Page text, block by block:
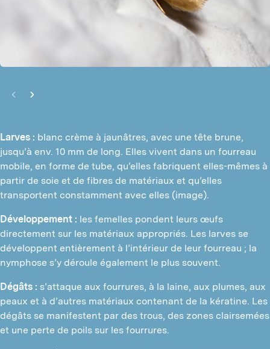
Larves : blanc crème à jaunâtres, avec une tête brune,
jusqu’à env. 10 mm de long. Elles vivent dans un fourreau
mobile, en forme de tube, qu’elles fabriquent elles-mêmes à
partir de soie et de fibres de matériaux et qu’elles
transportent constamment avec elles (image).
Développement : les femelles pondent leurs œufs
directement sur les matériaux appropriés. Les larves se
développent entièrement à l’intérieur de leur fourreau ; la
nymphose s’y déroule également le plus souvent.
Dégâts : s’attaque aux fourrures, à la laine, aux plumes, aux
peaux et à d’autres matériaux contenant de la kératine. Les
dégâts se manifestent par des trous, des zones clairsemées
et une perte de poils sur les fourrures.